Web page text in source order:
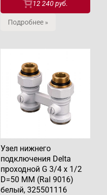
12 240 руб.
Подробнее »
Узел нижнего
подключения Delta
проходной G 3/4 x 1/2
D=50 MM (Ral 9016)
белый, 325501116